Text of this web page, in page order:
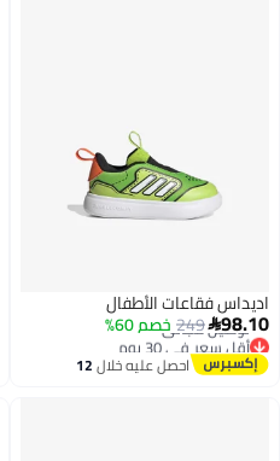
اديداس فقاعات الأطفال
98.10
249 خصم 60%
أقل سعر في 30 يوم
توصيل مجاني
أقل سعر في 30 يوم
احصل عليه خلال12